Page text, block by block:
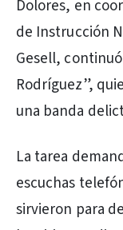
Dolores, en
de Instrucción
Gesell,
Rodríguez”,
una banda
La tarea
escuchas
sirvieron para